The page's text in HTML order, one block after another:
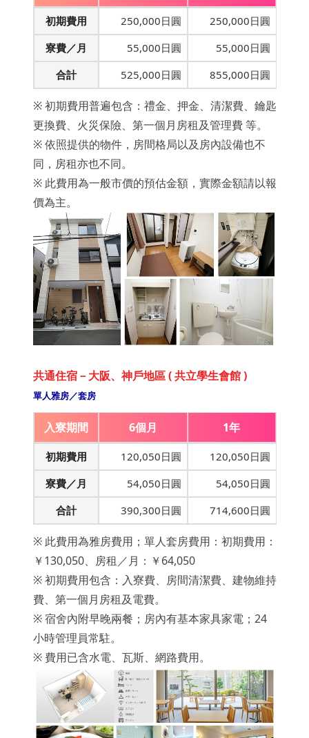
初期費用 250,000日圓
250,000日圓
寮費／月
55,000日圓
55,000日圓
合計
525,000日圓 855,000日圓
※ 初期費用普遍包含：禮金、押金、清潔費、鑰匙
更換費、火災保險、第一個月房租及管理費 等。
※ 依照提供的物件，房間格局以及房內設備也不
同，房租亦也不同。
※ 此費用為一般市價的預估金額，實際金額請以報
價為主。
共通住宿－大阪、神戶地區 ( 共立學生會館 )
單人雅房／套房
入寮期間 6個月 1年
初期費用 120,050日圓
120,050日圓
寮費／月
54,050日圓
54,050日圓
合計
390,300日圓 714,600日圓
※ 此費用為雅房費用；單人套房費用：初期費用：
￥130,050、房租／月：￥64,050
※ 初期費用包含：入寮費、房間清潔費、建物維持
費、第一個月房租及電費。
※ 宿舍內附早晚兩餐；房內有基本家具家電；24
小時管理員常駐。
※ 費用已含水電、瓦斯、網路費用。